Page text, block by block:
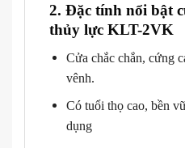
2. Đặc tính nổi bật
thủy lực KLT-2VK
Cửa chắc chắn, cứng
vênh.
Có tuổi thọ cao, bền
dụng